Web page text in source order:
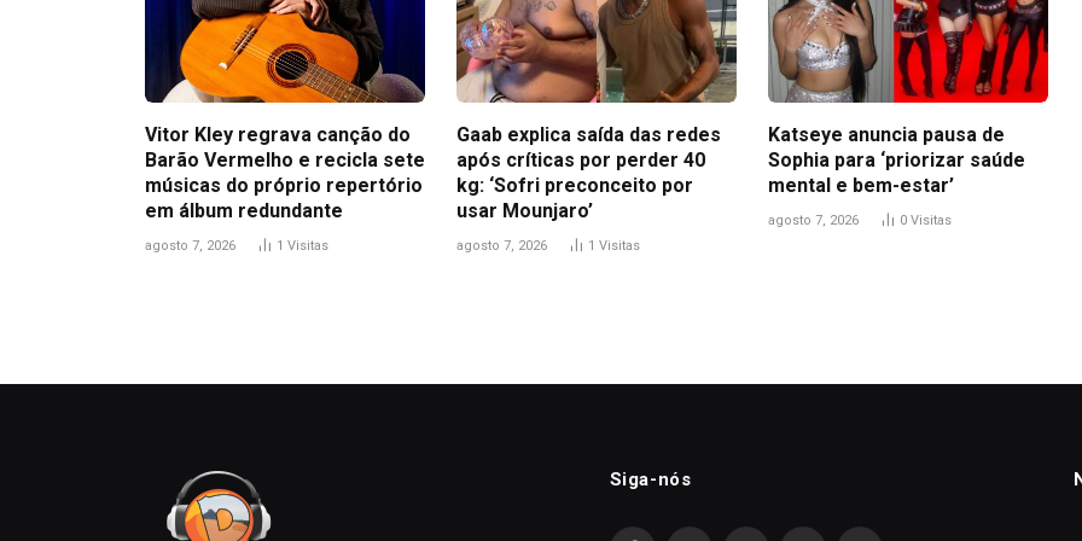
Vitor Kley regrava canção do
Barão Vermelho e recicla sete
músicas do próprio repertório
em álbum redundante
agosto 7, 2026 1 Visitas
Gaab explica saída das redes
após críticas por perder 40
kg: ‘Sofri preconceito por
usar Mounjaro’
agosto 7, 2026 1 Visitas
Katseye anuncia pausa de
Sophia para ‘priorizar saúde
mental e bem-estar’
agosto 7, 2026 0 Visitas
Siga-nós